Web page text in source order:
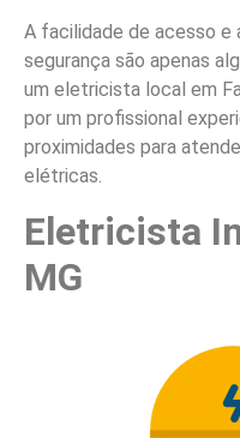
A facilidade de acesso e
segurança são apenas
um eletricista local em
por um profissional
proximidades para
elétricas.
Eletricista
MG